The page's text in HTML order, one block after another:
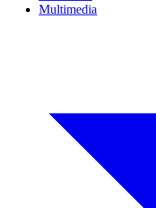
Multimedia